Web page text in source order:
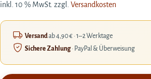
inkl. 10 % MwSt. zzgl. Versandkosten
Versandab 4,90 € · 1–2 Werktage
Sichere Zahlung· PayPal & Überweisung